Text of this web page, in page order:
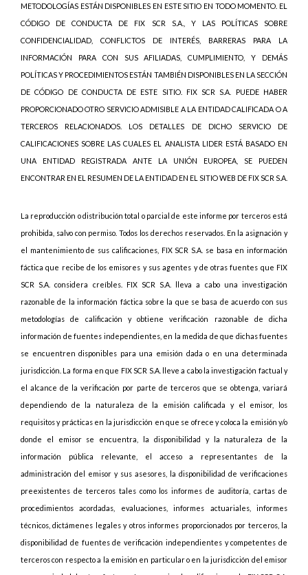
METODOLOGÍAS ESTÁN DISPONIBLES EN ESTE SITIO EN TODO MOMENTO. EL
CÓDIGO DE CONDUCTA DE FIX SCR S.A., Y LAS POLÍTICAS SOBRE
CONFIDENCIALIDAD, CONFLICTOS DE INTERÉS, BARRERAS PARA LA
INFORMACIÓN PARA CON SUS AFILIADAS, CUMPLIMIENTO, Y DEMÁS
POLÍTICAS Y PROCEDIMIENTOS ESTÁN TAMBIÉN DISPONIBLES EN LA SECCIÓN
DE CÓDIGO DE CONDUCTA DE ESTE SITIO. FIX SCR S.A. PUEDE HABER
PROPORCIONADO OTRO SERVICIO ADMISIBLE A LA ENTIDAD CALIFICADA O A
TERCEROS RELACIONADOS. LOS DETALLES DE DICHO SERVICIO DE
CALIFICACIONES SOBRE LAS CUALES EL ANALISTA LIDER ESTÁ BASADO EN
UNA ENTIDAD REGISTRADA ANTE LA UNIÓN EUROPEA, SE PUEDEN
ENCONTRAR EN EL RESUMEN DE LA ENTIDAD EN EL SITIO WEB DE FIX SCR S.A.
La reproducción o distribución total o parcial de este informe por terceros está
prohibida, salvo con permiso. Todos los derechos reservados. En la asignación y
el mantenimiento de sus calificaciones, FIX SCR S.A. se basa en información
fáctica que recibe de los emisores y sus agentes y de otras fuentes que FIX
SCR S.A. considera creíbles. FIX SCR S.A. lleva a cabo una investigación
razonable de la información fáctica sobre la que se basa de acuerdo con sus
metodologías de calificación y obtiene verificación razonable de dicha
información de fuentes independientes, en la medida de que dichas fuentes
se encuentren disponibles para una emisión dada o en una determinada
jurisdicción. La forma en que FIX SCR S.A. lleve a cabo la investigación factual y
el alcance de la verificación por parte de terceros que se obtenga, variará
dependiendo de la naturaleza de la emisión calificada y el emisor, los
requisitos y prácticas en la jurisdicción en que se ofrece y coloca la emisión y/o
donde el emisor se encuentra, la disponibilidad y la naturaleza de la
información pública relevante, el acceso a representantes de la
administración del emisor y sus asesores, la disponibilidad de verificaciones
preexistentes de terceros tales como los informes de auditoría, cartas de
procedimientos acordadas, evaluaciones, informes actuariales, informes
técnicos, dictámenes legales y otros informes proporcionados por terceros, la
disponibilidad de fuentes de verificación independientes y competentes de
terceros con respecto a la emisión en particular o en la jurisdicción del emisor